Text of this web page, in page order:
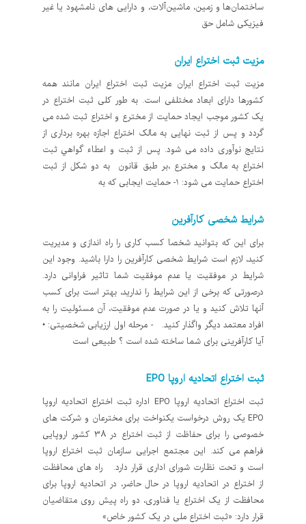
ساختمان‌ها و زمین، ماشین‌آلات، و دارایی های نامشهود یا غیر
فیزیکی شامل حق
مزیت ثبت اختراع ایران
مزیت ثبت اختراع ایران مزیت ثبت اختراع ایران مانند همه
کشورها دارای ابعاد مختلفی است. به طور کلی ثبت اختراع در
یک کشور موجب ایجاد حمایت از مخترع و اختراع ثبت شده می
گردد و پس از ثبت نهایی به مالک اختراع اجازه بهره برداری از
نتایج نوآوری داده می شود. پس از ثبت و اعطاء گواهي ثبت
اختراع به مالک و مخترع ،بر طبق قانون به دو شکل از ثبت
اختراع حمایت می شود: ۱- حمایت ایجابی که به
شرایط شخصی کارآفرین
برای این که بتوانید شخصا کسب کاری را راه اندازی و مدیریت
کنید، لازم است شرایط شخصی کارآفرین را دارا باشید. وجود این
شرایط در موفقیت یا عدم موفقیت شما تاثیر فراوانی دارد.
درصورتی که برخی از این شرایط را ندارید، بهتر است برای کسب
آنها تلاش کنید و یا در صورت عدم موفقیت، آن مسئولیت را به
افراد معتمد دیگر واگذار کنید. - مرحله اول ارزیابی شخصیتی: •
آیا کارآفرینی برای شما ساخته شده است ؟ طبیعی است
ثبت اختراع اتحادیه اروپا EPO
ثبت اختراع اتحادیه اروپا EPO اداره ثبت اختراع اتحادیه اروپا
EPO یک روش درخواست یکنواخت برای مخترعان و شرکت های
خصوصی را برای حفاظت از ثبت اختراع در 38 کشور اروپایی
فراهم می کند. این مجتمع اجرایی سازمان ثبت اختراع اروپا
است و تحت نظارت شورای اداری قرار دارد. راه های محافظت
از اختراع در اتحادیه اروپا در حال حاضر، در اتحادیه اروپا برای
محافظت از یک اختراع یا فناوری، دو راه پیش روی متقاضیان
قرار دارد: «ثبت اختراع ملی در یک کشور خاص»